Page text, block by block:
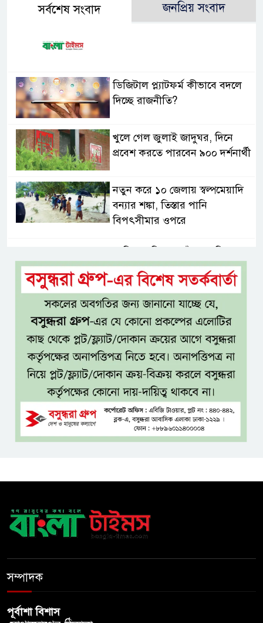
সর্বশেষ সংবাদ জনপ্রিয় সংবাদ
ডিজিটাল প্ল্যাটফর্ম কীভাবে বদলে
দিচ্ছে রাজনীতি?
খুলে গেল জুলাই জাদুঘর, দিনে
প্রবেশ করতে পারবেন ৯০০ দর্শনার্থী
নতুন করে ১০ জেলায় স্বল্পমেয়াদি
বন্যার শঙ্কা, তিস্তার পানি
বিপৎসীমার ওপরে
দেশীয় মাছে মিলল মাইক্রোপ্লাস্টিক,
সবচেয়ে বেশি কই মাছে
সিলেটের সাবেক মন্ত্রী-এমপিদের
কেউ আত্মগোপনে, কেউ বিদেশে
দিল্লিতে শেখ হাসিনার সংবাদমাধ্যমে
বক্তব্যে তীব্র ক্ষোভ বাংলাদেশের
জামিনে থাকা অবস্থায় নির্বাচনী জয়,
রুখসার আহমেদকে ঘিরে বিতর্ক
ফ্রি ব্লাড গ্রুপিং ক্যাম্পেইন
বাংলাদেশে চালু হচ্ছে বিশ্বখ্যাত থাই
কফি চেইন ‘ক্যাফে আমাজন’
সম্পাদক
পূর্বাশা বিশাস